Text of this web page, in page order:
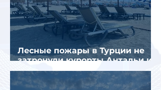
Лесные пожары в Турции не
затронули курорты Антальи и
Муглы